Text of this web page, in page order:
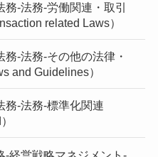
-法務-労働関連・取引
related Laws）
-法務-その他の法律・
and Guidelines）
務-法務-標準化関連